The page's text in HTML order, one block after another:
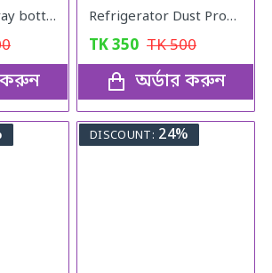
Cooking Oil Spray bottle
করুন
Refrigerator Dust Proof Cover
TK350 TK500
অর্ডার করুন
DISCOUNT: 24%